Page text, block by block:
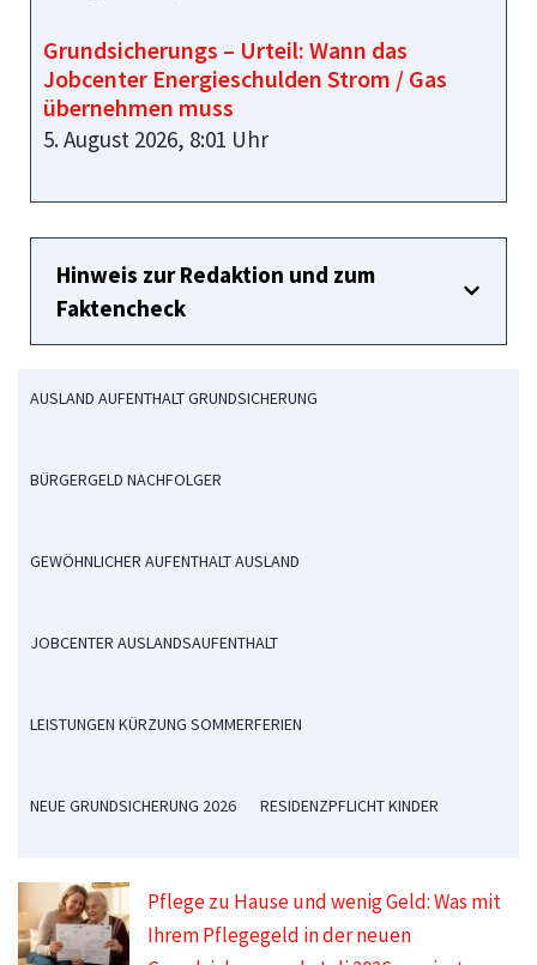
Grundsicherungs – Urteil: Wann das
Jobcenter Energieschulden Strom / Gas
übernehmen muss
5. August 2026, 8:01 Uhr
Hinweis zur Redaktion und zum
Faktencheck
AUSLAND AUFENTHALT GRUNDSICHERUNG
BÜRGERGELD NACHFOLGER
GEWÖHNLICHER AUFENTHALT AUSLAND
JOBCENTER AUSLANDSAUFENTHALT
LEISTUNGEN KÜRZUNG SOMMERFERIEN
NEUE GRUNDSICHERUNG 2026 RESIDENZPFLICHT KINDER
Pflege zu Hause und wenig Geld: Was mit
Ihrem Pflegegeld in der neuen